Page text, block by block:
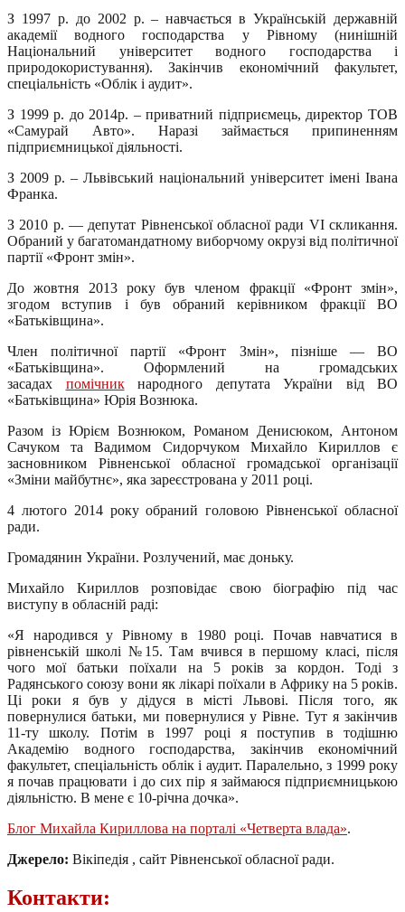
З 1997 р. до 2002 р. – навчається в Українській державній
академії водного господарства у Рівному (нинішній
Національний університет водного господарства і
природокористування). Закінчив економічний факультет,
спеціальність «Облік і аудит».
З 1999 р. до 2014р. – приватний підприємець, директор ТОВ
«Самурай Авто». Наразі займається припиненням
підприємницької діяльності.
З 2009 р. – Львівський національний університет імені Івана
Франка.
З 2010 р. — депутат Рівненської обласної ради VI скликання.
Обраний у багатомандатному виборчому окрузі від політичної
партії «Фронт змін».
До жовтня 2013 року був членом фракції «Фронт змін»,
згодом вступив і був обраний керівником фракції ВО
«Батьківщина».
Член політичної партії «Фронт Змін», пізніше — ВО
«Батьківщина». Оформлений на громадських
засадах помічникнародного депутата України від ВО
«Батьківщина» Юрія Вознюка.
Разом із Юрієм Вознюком, Романом Денисюком, Антоном
Сачуком та Вадимом Сидорчуком Михайло Кириллов є
засновником Рівненської обласної громадської організації
«Зміни майбутнє», яка зареєстрована у 2011 році.
4 лютого 2014 року обраний головою Рівненської обласної
ради.
Громадянин України. Розлучений, має доньку.
Михайло Кириллов розповідає свою біографію під час
виступу в обласній раді:
«Я народився у Рівному в 1980 році. Почав навчатися в
рівненській школі №15. Там вчився в першому класі, після
чого мої батьки поїхали на 5 років за кордон. Тоді з
Радянського союзу вони як лікарі поїхали в Африку на 5 років.
Ці роки я був у дідуся в місті Львові. Після того, як
повернулися батьки, ми повернулися у Рівне. Тут я закінчив
11-ту школу. Потім в 1997 році я поступив в тодішню
Академію водного господарства, закінчив економічний
факультет, спеціальність облік і аудит. Паралельно, з 1999 року
я почав працювати і до сих пір я займаюся підприємницькою
діяльністю. В мене є 10-річна дочка».
Блог Михайла Кириллова на порталі «Четверта влада».
Джерело: Вікіпедія , сайт Рівненської обласної ради.
Контакти: